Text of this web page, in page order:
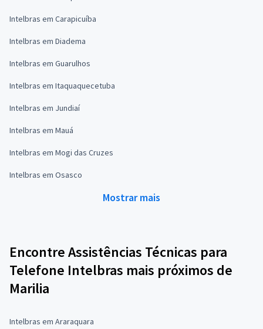
Intelbras em Carapicuíba
Intelbras em Diadema
Intelbras em Guarulhos
Intelbras em Itaquaquecetuba
Intelbras em Jundiaí
Intelbras em Mauá
Intelbras em Mogi das Cruzes
Intelbras em Osasco
Mostrar mais
Encontre Assistências Técnicas para
Telefone Intelbras mais próximos de
Marilia
Intelbras em Araraquara